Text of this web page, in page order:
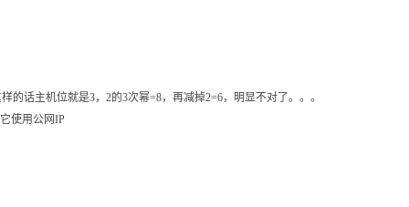
样的话主机位就是3，2的3次幂=8，再减掉2=6，明显不对了。。。
它使用公网IP